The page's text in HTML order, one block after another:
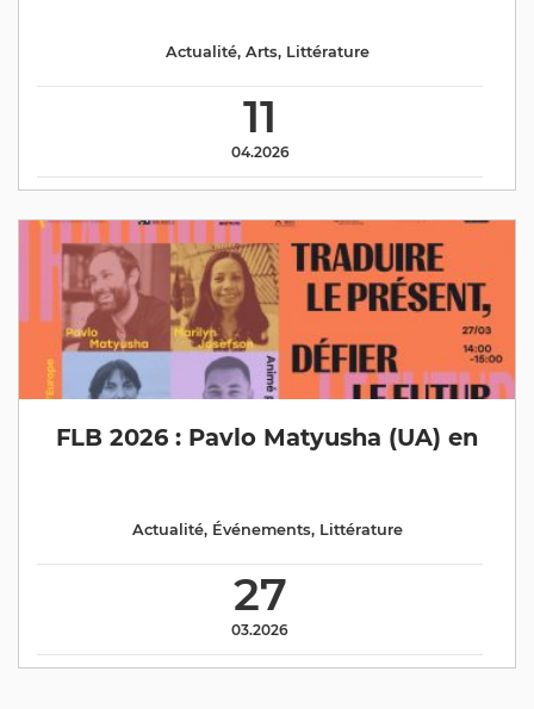
11
04.2026
Actualité, Arts, Littérature
FLB 2026 : Pavlo Matyusha (UA) en
27
03.2026
Actualité, Événements, Littérature